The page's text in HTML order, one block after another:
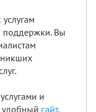
поддержки. Вы
и
удобный сайт.